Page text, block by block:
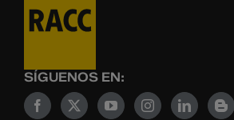
SÍGUENOS EN: